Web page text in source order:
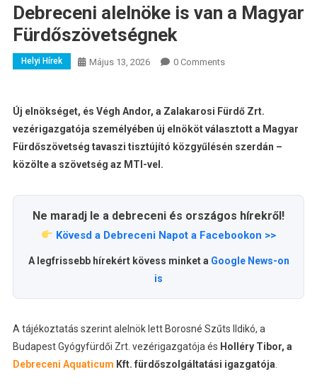
Debreceni alelnöke is van a Magyar
Fürdőszövetségnek
Helyi Hírek Május 13, 2026 0 Comments
Új elnökséget, és Végh Andor, a Zalakarosi Fürdő Zrt.
vezérigazgatója személyében új elnököt választott a Magyar
Fürdőszövetség tavaszi tisztújító közgyűlésén szerdán –
közölte a szövetség az MTI-vel.
Ne maradj le a debreceni és országos hírekről!
Kövesd a Debreceni Napot a Facebookon >>
A legfrissebb hírekért kövess minket a Google News-on
is
A tájékoztatás szerint alelnök lett Borosné Szűts Ildikó, a
Budapest Gyógyfürdői Zrt. vezérigazgatója és Holléry Tibor, a
Debreceni Aquaticum Kft. fürdőszolgáltatási igazgatója